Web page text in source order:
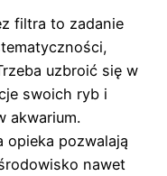
filtra to zadanie
uzbroić się w
swoich ryb i
akwarium.
opieka pozwalają
nawet